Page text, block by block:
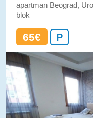
apartman Beograd,
blok
65€ P